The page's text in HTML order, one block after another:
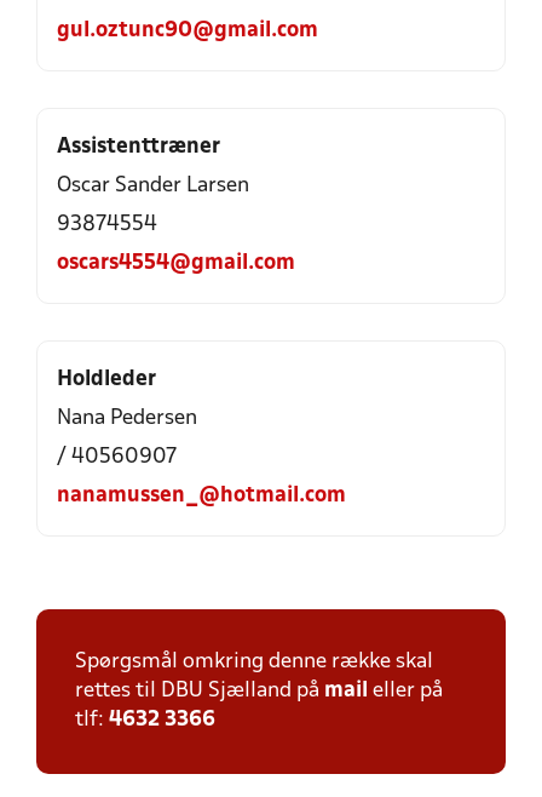
gul.oztunc90@gmail.com
Assistenttræner
Oscar Sander Larsen
93874554
oscars4554@gmail.com
Holdleder
Nana Pedersen
/ 40560907
nanamussen_@hotmail.com
Spørgsmål omkring denne række skal
rettes til DBU Sjælland på mail eller på
tlf: 4632 3366